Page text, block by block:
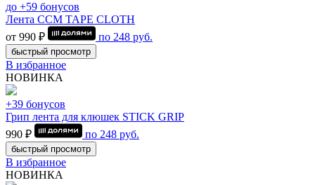
до +59 бонусов
Лента CCM TAPE CLOTH
от 990 ₽
по 248 руб.
быстрый просмотр
В избранное
НОВИНКА
+39 бонусов
Грип лента для клюшек STICK GRIP
990 ₽
по 248 руб.
быстрый просмотр
В избранное
НОВИНКА